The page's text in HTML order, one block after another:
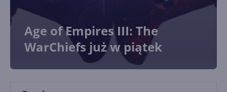
Age of Empires III: The
WarChiefs już w piątek